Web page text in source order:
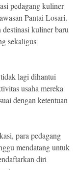
pedagang kuliner
Pantai Losari.
kuliner baru
sekaligus
lagi dihantui
usaha mereka
dengan ketentuan
para pedagang
mendatang untuk
diri